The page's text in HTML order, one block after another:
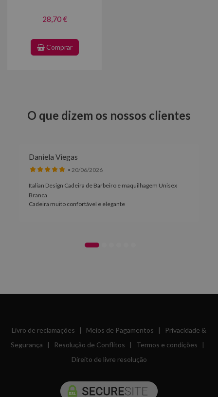
28,70 €
Comprar
O que dizem os nossos clientes
Daniela Viegas
• 20/06/2026
Italian Design Cadeira de Barbeiro e maquilhagem Unisex
Branca
Cadeira muito confortável e elegante
Livro de reclamações | Meios de Pagamentos |
Privacidade &
Segurança | Resolução de Conflitos | Termos e condições |
Direito de livre resolução